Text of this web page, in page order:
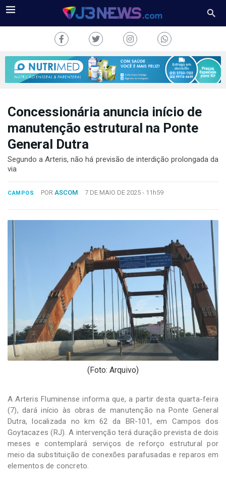
TV
COLUNAS
FALE
CONOSCO
Copyright
2024
Desenvolvido
Sistemas
Concessionária anuncia início de
manutenção estrutural na Ponte
General Dutra
Segundo a Arteris, não há previsão de interdição prolongada da
via
CAMPOS POR ASCOM 7 DE MAIO DE 2025 - 11h59
(Foto: Arquivo)
A Arteris Fluminense informa que, a partir desta quarta-feira
(7), dará início às obras de manutenção na Ponte General
Dutra, localizada no km 62 da BR-101, em Campos dos
Goytacazes (RJ). A intervenção terá duração prevista de dois
meses e contemplará serviços de reforço estrutural por
meio da substituição de conexões parafusadas e reparos em
elementos de concreto.